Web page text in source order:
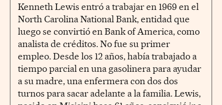
Kenneth Lewis entró a trabajar en 1969 en el
North Carolina National Bank, entidad que
luego se convirtió en Bank of America, como
analista de créditos. No fue su primer
empleo. Desde los 12 años, había trabajado a
tiempo parcial en una gasolinera para ayudar
a su madre, una enfermera con dos dos
turnos para sacar adelante a la familia. Lewis,